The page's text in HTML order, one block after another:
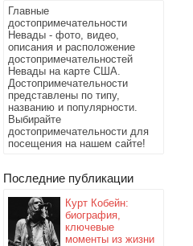
Главные
достопримечательности
Невады - фото, видео,
описания и расположение
достопримечательностей
Невады на карте США.
Достопримечательности
представлены по типу,
названию и популярности.
Выбирайте
достопримечательности для
посещения на нашем сайте!
Последние публикации
Курт Кобейн:
биография,
ключевые
моменты из жизни